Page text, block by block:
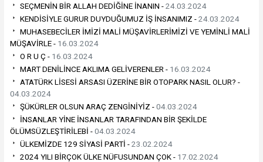
SEÇMENİN BİR ALLAH DEDİĞİNE İNANIN -24.03.2024
KENDİSİYLE GURUR DUYDUĞUMUZ İŞ İNSANIMIZ -24.03.2024
MUHASEBECİLER İMİZİ MALİ MÜŞAVİRLERİMİZİ VE YEMİNLİ MALİ
MÜŞAVİRLE - 16.03.2024
O R U Ç - 16.03.2024
MART DENİLİNCE AKLIMA GELİVERENLER - 16.03.2024
ATATÜRK LİSESİ ARSASI ÜZERİNE BİR OTOPARK NASIL OLUR? -
04.03.2024
ŞÜKÜRLER OLSUN ARAÇ ZENGİNİYİZ -04.03.2024
İNSANLAR YİNE İNSANLAR TARAFINDAN BİR ŞEKİLDE
ÖLÜMSÜZLEŞTİRİLEBİ -04.03.2024
ÜLKEMİZDE 129 SİYASİ PARTİ -23.02.2024
2024 YILI BİRÇOK ÜLKE NÜFUSUNDAN ÇOK - 17.02.2024